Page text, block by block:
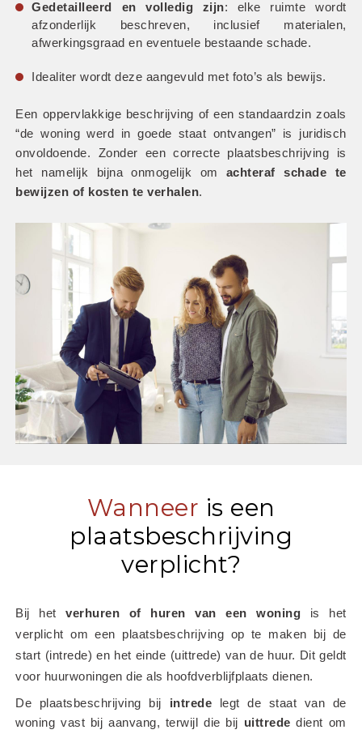
Gedetailleerd en volledig zijn: elke ruimte wordt
afzonderlijk beschreven, inclusief materialen,
afwerkingsgraad en eventuele bestaande schade.
Idealiter wordt deze aangevuld met foto’s als bewijs.
Een oppervlakkige beschrijving of een standaardzin zoals
“de woning werd in goede staat ontvangen” is juridisch
onvoldoende. Zonder een correcte plaatsbeschrijving is
het namelijk bijna onmogelijk om
achteraf schade te
bewijzen of kosten te verhalen.
Wanneer is een
plaatsbeschrijving
verplicht?
Bij het verhuren of huren van een woning is het
verplicht om een plaatsbeschrijving op te maken bij de
start (intrede) en het einde (uittrede) van de huur. Dit geldt
voor huurwoningen die als hoofdverblijfplaats dienen.
De plaatsbeschrijving bij intrede legt de staat van de
woning vast bij aanvang, terwijl die bij uittrede dient om